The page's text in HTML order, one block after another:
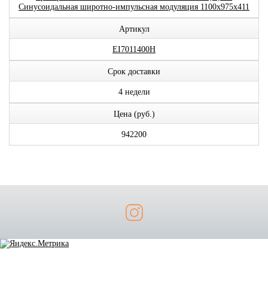
Синусоидальная широтно-импульсная модуляция 1100x975x411
Артикул
EI7011400H
Срок доставки
4 недели
Цена (руб.)
942200